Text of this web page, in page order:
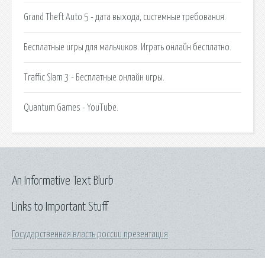
Grand Theft Auto 5 - дата выхода, системные требования.
Бесплатные игры для мальчиков. Играть онлайн бесплатно.
Traffic Slam 3 - Бесплатные онлайн игры.
Quantum Games - YouTube.
Links to Important Stuff
Государственная власть россии презентация
An Informative Text Blurb